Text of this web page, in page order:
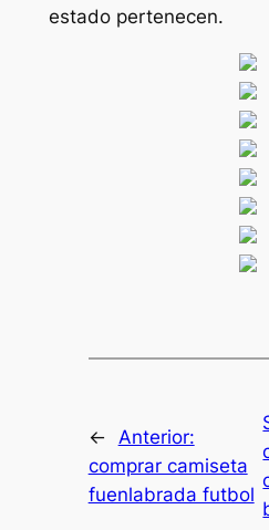
estado pertenecen.
← Anterior:
comprar camiseta
fuenlabrada futbol